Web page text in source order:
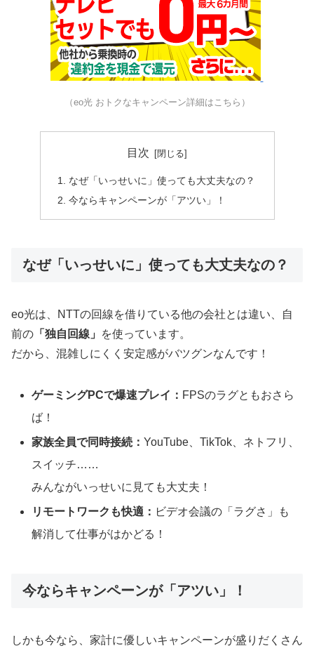
（eo光 おトクなキャンペーン詳細はこちら）
目次
なぜ「いっせいに」使っても大丈夫なの？
今ならキャンペーンが「アツい」！
なぜ「いっせいに」使っても大丈夫なの？
eo光は、NTTの回線を借りている他の会社とは違い、自
前の 「独自回線」
を使っています。
だから、混雑しにくく安定感がバツグンなんです！
ゲーミングPCで爆速プレイ： FPSのラグともおさら
ば！
家族全員で同時接続：YouTube、TikTok、ネトフリ、
スイッチ……
みんながいっせいに見ても大丈夫！
リモートワークも快適： ビデオ会議の「ラグさ」も
解消して仕事がはかどる！
今ならキャンペーンが「アツい」！
しかも今なら、家計に優しいキャンペーンが盛りだくさん